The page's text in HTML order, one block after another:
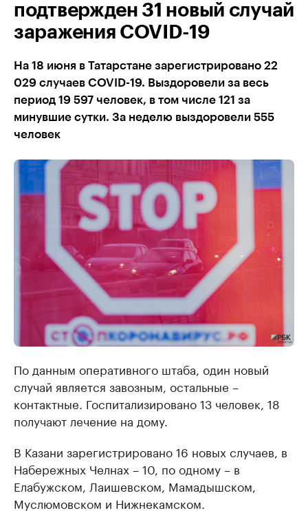
подтвержден 31 новый случай
заражения COVID-19
На 18 июня в Татарстане зарегистрировано 22
029 случаев COVID-19. Выздоровели за весь
период 19 597 человек, в том числе 121 за
минувшие сутки. За неделю выздоровели 555
человек
По данным оперативного штаба, один новый
случай является завозным, остальные –
контактные. Госпитализировано 13 человек, 18
получают лечение на дому.
В Казани зарегистрировано 16 новых случаев, в
Набережных Челнах – 10, по одному – в
Елабужском, Лаишевском, Мамадышском,
Муслюмовском и Нижнекамском.